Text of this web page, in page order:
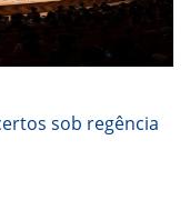
sob regência